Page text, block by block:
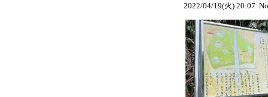
2022/04/19(火) 20:07